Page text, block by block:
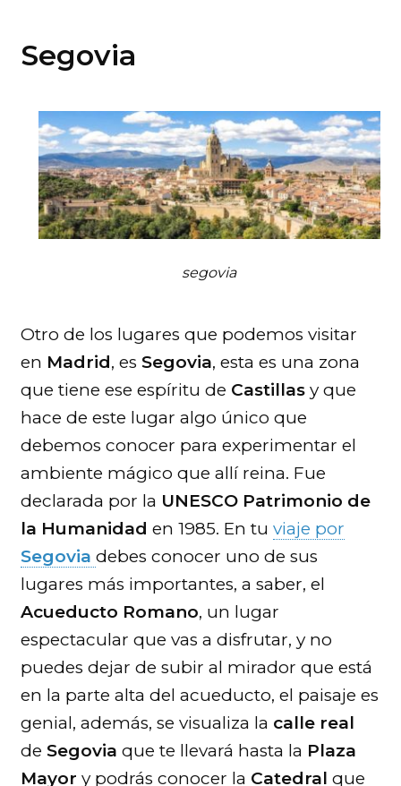
Segovia
segovia
Otro de los lugares que podemos visitar
en Madrid, esSegovia, esta es una zona
que tiene ese espíritu de Castillasy que
hace de este lugar algo único que
debemos conocer para experimentar el
ambiente mágico que allí reina. Fue
declarada por la UNESCO Patrimonio de
la Humanidaden 1985. En tuviaje por
Segoviadebes conocer uno de sus
lugares más importantes, a saber, el
Acueducto Romano, un lugar
espectacular que vas a disfrutar, y no
puedes dejar de subir al mirador que está
en la parte alta del acueducto, el paisaje es
genial, además, se visualiza la calle real
deSegoviaque te llevará hasta la Plaza
Mayor y podrás conocer la Catedralque